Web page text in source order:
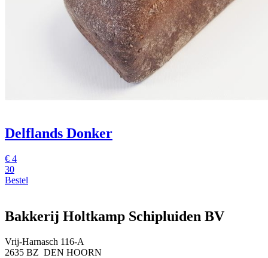
Delflands Donker
€ 4
30
Bestel
Bakkerij Holtkamp Schipluiden BV
Vrij-Harnasch 116-A
2635 BZ DEN HOORN